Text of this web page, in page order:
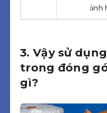
ảnh
3. Vậy sử
trong đóng
gì?